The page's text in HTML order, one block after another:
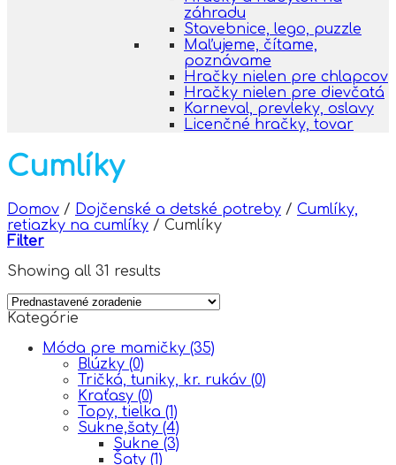
záhradu
Stavebnice, lego, puzzle
Maľujeme, čítame,
poznávame
Hračky nielen pre chlapcov
Hračky nielen pre dievčatá
Karneval, prevleky, oslavy
Licenčné hračky, tovar
Cumlíky
Domov / Dojčenské a detské potreby / Cumlíky,
retiazky na cumlíky / Cumlíky
Filter
Showing all 31 results
Kategórie
Móda pre mamičky (35)
Blúzky (0)
Tričká, tuniky, kr. rukáv (0)
Kraťasy (0)
Topy, tielka (1)
Sukne,šaty (4)
Sukne (3)
Šaty (1)